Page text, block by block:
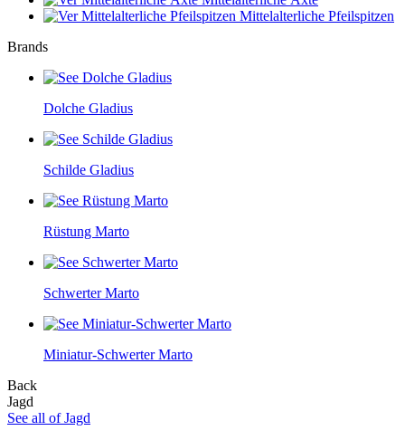
Mittelalterliche Pfeilspitzen
Brands
Dolche Gladius
Schilde Gladius
Rüstung Marto
Schwerter Marto
Miniatur-Schwerter Marto
Back
Jagd
See all of Jagd